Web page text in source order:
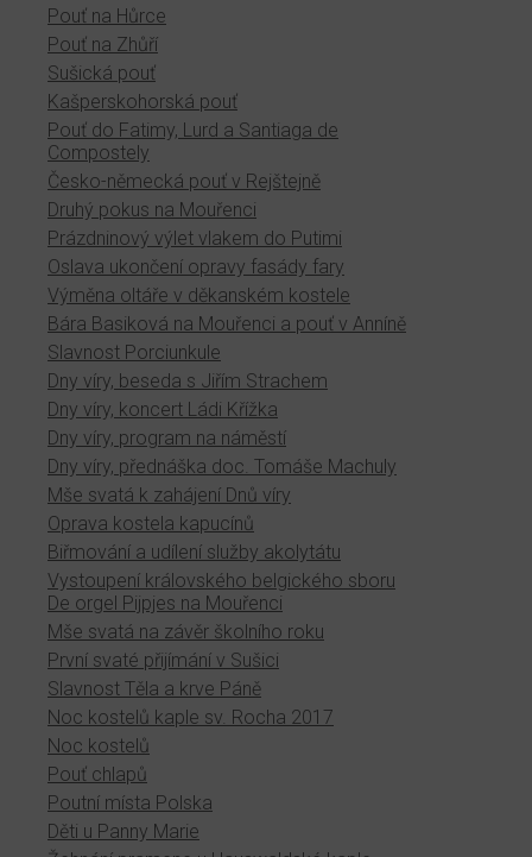
Pouť na Hůrce
Pouť na Zhůří
Sušická pouť
Kašperskohorská pouť
Pouť do Fatimy, Lurd a Santiaga de
Compostely
Česko-německá pouť v Rejštejně
Druhý pokus na Mouřenci
Prázdninový výlet vlakem do Putimi
Oslava ukončení opravy fasády fary
Výměna oltáře v děkanském kostele
Bára Basiková na Mouřenci a pouť v Anníně
Slavnost Porciunkule
Dny víry, beseda s Jiřím Strachem
Dny víry, koncert Ládi Křížka
Dny víry, program na náměstí
Dny víry, přednáška doc. Tomáše Machuly
Mše svatá k zahájení Dnů víry
Oprava kostela kapucínů
Biřmování a udílení služby akolytátu
Vystoupení královského belgického sboru
De orgel Pijpjes na Mouřenci
Mše svatá na závěr školního roku
První svaté přijímání v Sušici
Slavnost Těla a krve Páně
Noc kostelů kaple sv. Rocha 2017
Noc kostelů
Pouť chlapů
Poutní místa Polska
Děti u Panny Marie